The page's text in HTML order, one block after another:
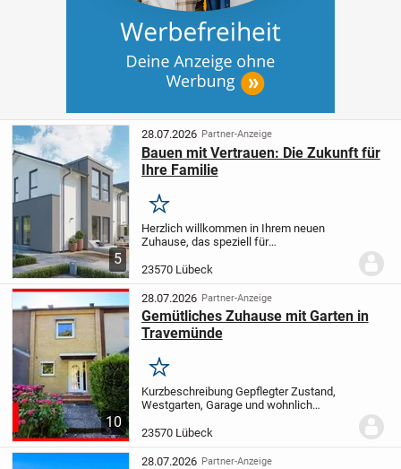
5
28.07.2026 Partner-Anzeige
Bauen mit Vertrauen: Die Zukunft für
Ihre Familie
Merken
Herzlich willkommen in Ihrem neuen
Zuhause, das speziell für
gestaltet wurde. Diese Immobilie ist der
ideale Ort, um gemeinsame Erinnerungen
zu schaffen und ein...
23570 Lübeck
10
28.07.2026 Partner-Anzeige
Gemütliches Zuhause mit Garten in
Travemünde
Merken
Kurzbeschreibung Gepflegter Zustand,
Westgarten, Garage und wohnlich
Reihenmittelhaus aus dem Baujahr 1964
bietet auf ca. 61 m² Wohnfläche
insgesamt drei Zimmer....
23570 Lübeck
28.07.2026 Partner-Anzeige